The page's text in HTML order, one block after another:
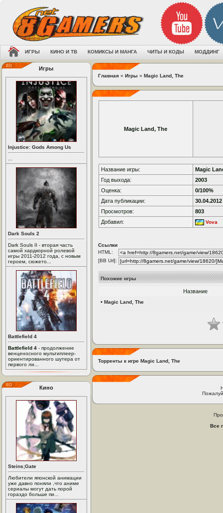
ИГРЫ КИНО И ТВ КОМИКСЫ И МАНГА ЧИТЫ И КОДЫ МОДДИНГ
Игры
Injustice: Gods Among Us
Dark Souls 2
Dark Souls II - вторая часть
самой хардкорной ролевой
игры 2011-2012 года, с новым
героем, сюжето...
Battlefield 4
Battlefield 4 - продолжение
венценосного мультиплеер-
ориентированного шутера от
первого ли...
Кино
Steins;Gate
Любители японской анимации
уже давно поняли ,что аниме
сериалы могут дать порой
гораздо больше пи...
Главная » Игры » Magic Land, The
Magic Land, The
Название игры:
Magic
Год выхода:
2003
Оценка:
0/100%
Дата публикации:
30.04.2012
Просмотров:
803
Добавил:
Vova
Ссылки
HTML:
[BB Url]:
Похожие игры
Название
• Magic Land, The
Торренты к игре Magic Land, The
Все